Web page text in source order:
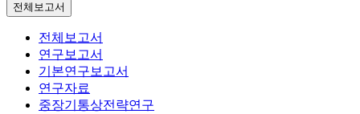
전체보고서
전체보고서
연구보고서
기본연구보고서
연구자료
중장기통상전략연구